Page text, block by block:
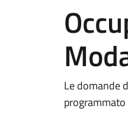
Le domande